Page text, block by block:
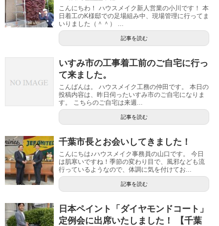
こんにちわ！ ハウスメイク新人営業の小川です！ 本
日着工のK様邸での足場組み中、現場管理に行ってま
いりました（＾＾） ...
記事を読む
いすみ市の工事着工前のご自宅に行っ
て来ました。
こんばんは。 ハウスメイク工務の仲田です。 本日の
投稿内容は、昨日伺ったいすみ市のご自宅になりま
す。 こちらのご自宅は来週...
記事を読む
千葉市長とお会いしてきました！
こんにちは♪ハウスメイク事務員の山口です。 今日
は肌寒いですね！季節の変わり目で、風邪なども流
行っているようなので、体調に気を付けてお...
記事を読む
日本ペイント「ダイヤモンドコート」
定例会に出席いたしました！ 【千葉